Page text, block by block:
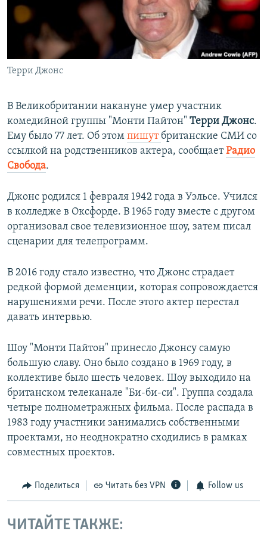
ПОБЕДИТЕЛЕЙ НЕ СУДЯТ?
КРЫМ.НЕПОКОРЕННЫЙ
ELIFBE
УКРАИНСКАЯ ПРОБЛЕМА КРЫМА
ПРИСОЕДИНЯЙТЕСЬ!
Терри Джонс
В Великобритании накануне умер участник
комедийной группы "Монти Пайтон" Терри Джонс.
Ему было 77 лет. Об этом пишут британские СМИ со
ссылкой на родственников актера, сообщаетРадио
Свобода.
Джонс родился 1 февраля 1942 года в Уэльсе. Учился
в колледже в Оксфорде. В 1965 году вместе с другом
организовал свое телевизионное шоу, затем писал
сценарии для телепрограмм.
В 2016 году стало известно, что Джонс страдает
редкой формой деменции, которая сопровождается
нарушениями речи. После этого актер перестал
давать интервью.
Шоу "Монти Пайтон" принесло Джонсу самую
большую славу. Оно было создано в 1969 году, в
коллективе было шесть человек. Шоу выходило на
британском телеканале "Би-би-си". Группа создала
четыре полнометражных фильма. После распада в
1983 году участники занимались собственными
проектами, но неоднократно сходились в рамках
совместных проектов.
Поделиться Читать без VPN Follow us
ЧИТАЙТЕ ТАКЖЕ: